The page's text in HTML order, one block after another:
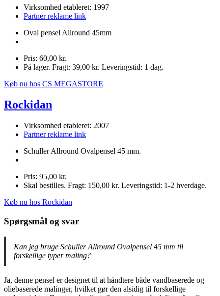
Virksomhed etableret: 1997
Partner reklame link
Oval pensel Allround 45mm
Pris: 60,00 kr.
På lager. Fragt: 39,00 kr. Leveringstid: 1 dag.
Køb nu hos CS MEGASTORE
Rockidan
Virksomhed etableret: 2007
Partner reklame link
Schuller Allround Ovalpensel 45 mm.
Pris: 95,00 kr.
Skal bestilles. Fragt: 150,00 kr. Leveringstid: 1-2 hverdage.
Køb nu hos Rockidan
Spørgsmål og svar
Kan jeg bruge Schuller Allround Ovalpensel 45 mm til
forskellige typer maling?
Ja, denne pensel er designet til at håndtere både vandbaserede og
oliebaserede malinger, hvilket gør den alsidig til forskellige